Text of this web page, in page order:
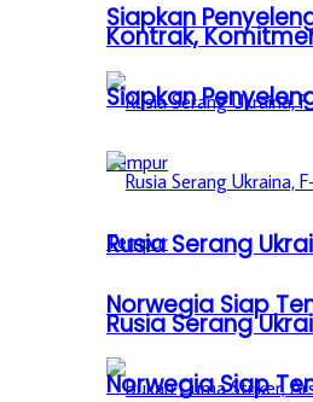
Siapkan
Rusia Serang
Norwegia Siap
Kontrak,
Siapkan
Rusia Serang
Norwegia Siap